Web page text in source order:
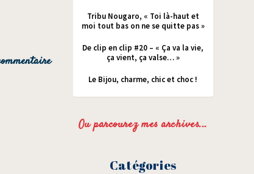
Tribu Nougaro, « Toi là-haut et
moi tout bas on ne se quitte pas »
De clip en clip #20 – « Ça va la vie,
ça vient, ça valse… »
Le Bijou, charme, chic et choc !
Ou parcourez mes archives...
Catégories